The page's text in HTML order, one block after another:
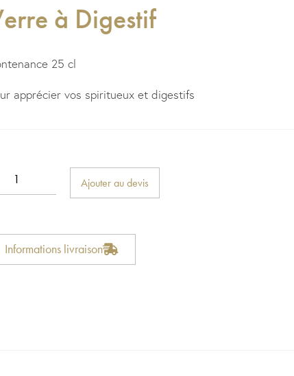
à Digestif
25 cl
apprécier vos spiritueux et digestifs
Ajouter au devis
Informations livraison